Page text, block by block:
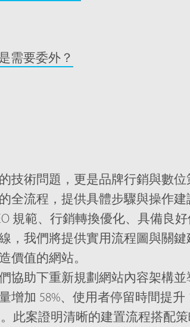
需要委外？
技術問題，更是品牌行銷與數位
全流程，提供具體步驟與操作
規範、行銷轉換優化、具備良
，我們將提供實用流程圖與關
價值的網站。
協助下重新規劃網站內容架構並
增加 58%、使用者停留時間提升
此案證明清晰的建置流程搭配